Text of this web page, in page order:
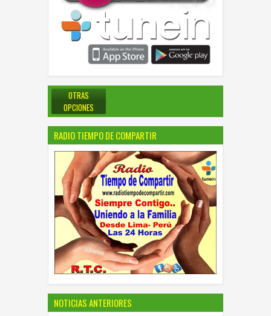
OTRAS
OPCIONES
RADIO TIEMPO DE COMPARTIR
NOTICIAS ANTERIORES